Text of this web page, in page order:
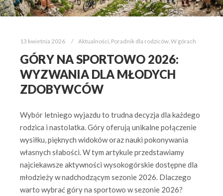
13 kwietnia 2026 Aktualności Poradnik dla rodziców W górach
GÓRY NA SPORTOWO 2026:
WYZWANIA DLA MŁODYCH
ZDOBYWCÓW
Wybór letniego wyjazdu to trudna decyzja dla każdego
rodzica i nastolatka. Góry oferują unikalne połączenie
wysiłku, pięknych widoków oraz nauki pokonywania
własnych słabości. W tym artykule przedstawiamy
najciekawsze aktywności wysokogórskie dostępne dla
młodzieży w nadchodzącym sezonie 2026. Dlaczego
warto wybrać góry na sportowo w sezonie 2026?